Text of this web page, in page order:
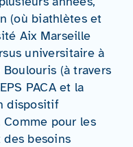
(où biathlètes et
Aix Marseille
universitaire à
(à travers
PACA et la
dispositif
Comme pour les
besoins